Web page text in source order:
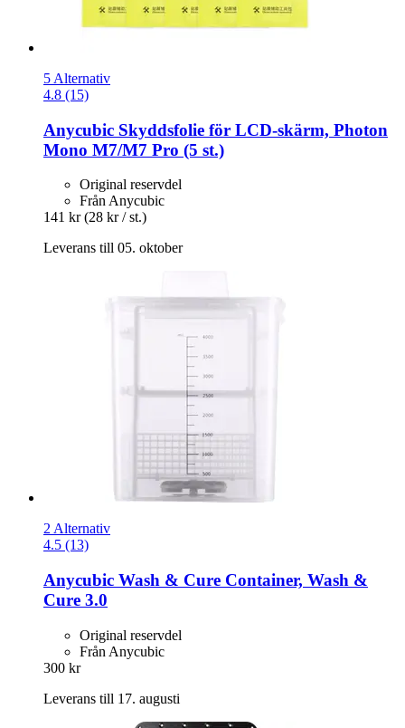
5 Alternativ
4.8 (15)
Anycubic Skyddsfolie för LCD-​skärm, Photon
Mono M7/M7 Pro (5 st.)
Original reservdel
Från Anycubic
141 kr (28 kr / st.)
Leverans till 05. oktober
2 Alternativ
4.5 (13)
Anycubic Wash & Cure Container, Wash &
Cure 3.0
Original reservdel
Från Anycubic
300 kr
Leverans till 17. augusti